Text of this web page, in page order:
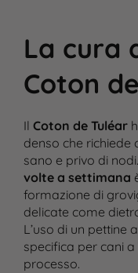
La cura
Coton
Il Coton de Tuléar
denso che
sano e privo di nodi.
volte a settimana
formazione di
delicate come
L’uso di un pettine
specifica per cani
processo​.